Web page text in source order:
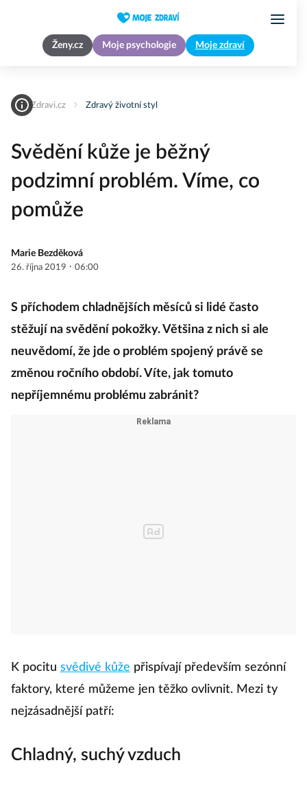
Ženy.cz Moje psychologie Moje zdraví
MojeZdravi.cz Zdravý životní styl
Svědění kůže je běžný
podzimní problém. Víme, co
pomůže
Marie Bezděková
26. října 2019 · 06:00
S příchodem chladnějších měsíců si lidé často
stěžují na svědění pokožky. Většina z nich si ale
neuvědomí, že jde o problém spojený právě se
změnou ročního období. Víte, jak tomuto
nepříjemnému problému zabránit?
K pocitu svědivé kůže přispívají především sezónní
faktory, které můžeme jen těžko ovlivnit. Mezi ty
nejzásadnější patří:
Chladný, suchý vzduch